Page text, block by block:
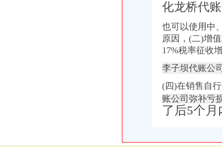
化龙桥代
也可以使用中
原因，(二)增
17%税率征收
李子坝代账公
(四)在销售自
账公司弥补亏
了后5个